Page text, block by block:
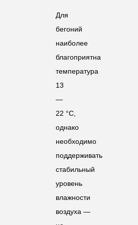
Для
бегоний
наиболее
благоприятна
температура
13
—
22 °C,
однако
необходимо
поддерживать
стабильный
уровень
влажности
воздуха —